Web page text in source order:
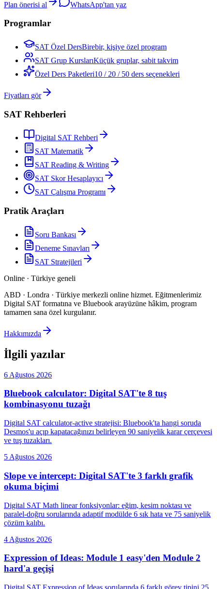
Plan önerisi al WhatsApp'tan yaz
Programlar
SAT Özel DersBirebir, kişiye özel program
SAT Grup KurslarıKüçük gruplar, sabit takvim
Özel Ders Paketleri10 / 20 / 50 ders seçenekleri
Fiyatları gör
SAT Rehberleri
Digital SAT Rehberi
SAT Matematik
SAT Reading & Writing
SAT Skor Hesaplayıcı
SAT Çalışma Programı
Pratik Araçları
Soru Bankası
Deneme Sınavları
SAT Stratejileri
Online · Türkiye geneli
ABD · Londra · Türkiye merkezli online hizmet. Eğitmenlerimiz
Digital SAT formatına ve Bluebook arayüzüne hâkim, program
tamamen sana özel kurgulanır.
Hakkımızda
İlgili yazılar
6 Ağustos 2026
Bluebook calculator: Digital SAT'te 8 tuş
kombinasyonu tuzağı
Digital SAT calculator-active stratejisi: Bluebook'ta hangi soruda
Desmos'u açıp kapatacağınızı belirleyen 90 saniyelik karar çerçevesi
ve tuş tuzakları.
5 Ağustos 2026
Slope ve intercept: Digital SAT'te 3 farklı grafik
okuma biçimi
Digital SAT Math linear fonksiyonlar: eğim, kesim noktası ve
paralel-doğru sorularında adaptif modülde 6 sık hata ve 75 saniyelik
çözüm kalıbı.
4 Ağustos 2026
Expression of Ideas: Module 1 easy'den Module 2
hard'a geçişi
Digital SAT Expression of Ideas sorularında 6 farklı görev tipini 25